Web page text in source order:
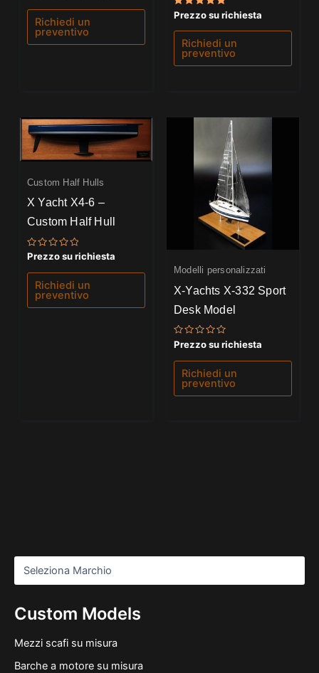
Custom Models
Mezzi scafi su misura
Barche a motore su misura
su 5
Richiedi un
preventivo
Valutato
5.00
su 5
Prezzo su richiesta
Richiedi un
preventivo
Custom Half Hulls
X Yacht X4-6 –
Custom Half Hull
Valutato
su
Prezzo su richiesta
Richiedi un
preventivo
Modelli personalizzati
X-Yachts X-332 Sport
Desk Model
Valutato
0
su
Prezzo su richiesta
Richiedi un
preventivo